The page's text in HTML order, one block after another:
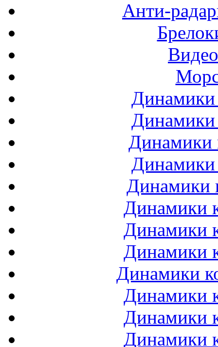
Анти-
Динамики
Динамики
Динамики
Динамики
Динамики
Динамики
Динамики
Динамики
Динамики
Динамики
Динамики
Динамики